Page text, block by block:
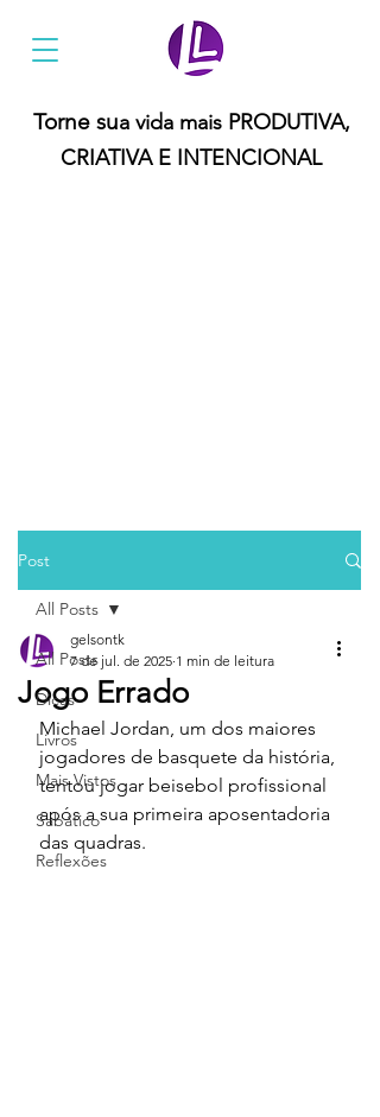
Torne sua vida mais PRODUTIVA,
CRIATIVA E INTENCIONAL
Post
All Posts
Dicas
Livros
Mais Vistos
Sabático
Reflexões
All Posts
Jogo Errado
gelsontk
7 de jul. de 2025 1 min de leitura
Michael Jordan, um dos maiores
jogadores de basquete da história,
tentou jogar beisebol profissional
após a sua primeira aposentadoria
das quadras.